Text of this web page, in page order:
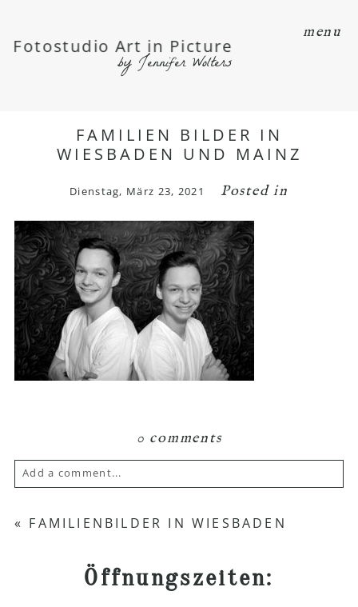
menu
Fotostudio Art in Picture
by Jennifer Wolters
FAMILIEN BILDER IN
WIESBADEN UND MAINZ
Dienstag, März 23, 2021 Posted in
0 comments
Add a comment...
Your email is never published or shared.
« FAMILIENBILDER IN WIESBADEN
Öffnungszeiten: